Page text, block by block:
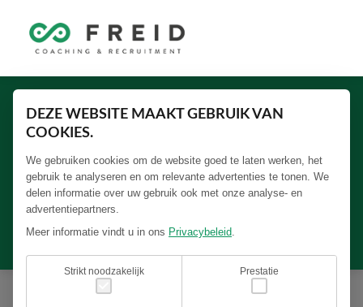
ACCOUNTMANAGER LEASING YELLOW
MACHINES ZUIDOOST NEDERLAND |
BEEQUIP EQUIPMENT FINANCE
Beequip
DEZE WEBSITE MAAKT GEBRUIK VAN
COOKIES.
We gebruiken cookies om de website goed te laten werken, het
gebruik te analyseren en om relevante advertenties te tonen. We
delen informatie over uw gebruik ook met onze analyse- en
advertentiepartners.
Meer informatie vindt u in ons Privacybeleid.
Strikt noodzakelijk Prestatie